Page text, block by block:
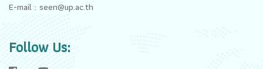
E-mail : seen@up.ac.th
Follow Us: